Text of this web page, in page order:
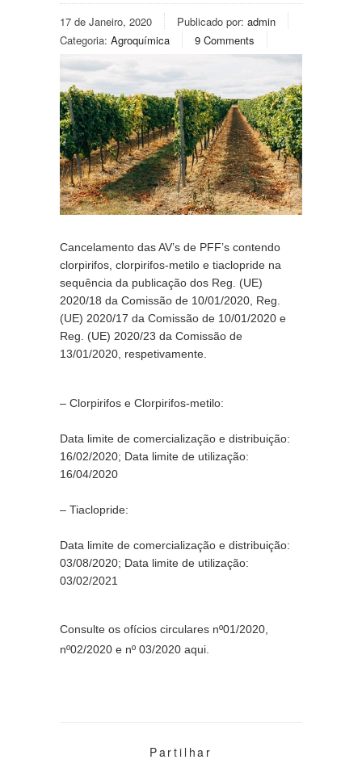
17 de Janeiro, 2020 Publicado por: admin
Categoria: Agroquímica 9 Comments
Cancelamento das AV’s de PFF’s contendo
clorpirifos, clorpirifos-metilo e tiaclopride na
sequência da publicação dos Reg. (UE)
2020/18 da Comissão de 10/01/2020, Reg.
(UE) 2020/17 da Comissão de 10/01/2020 e
Reg. (UE) 2020/23 da Comissão de
13/01/2020, respetivamente.
– Clorpirifos e Clorpirifos-metilo:
Data limite de comercialização e distribuição:
16/02/2020; Data limite de utilização:
16/04/2020
– Tiaclopride:
Data limite de comercialização e distribuição:
03/08/2020; Data limite de utilização:
03/02/2021
Consulte os ofícios circulares nº01/2020,
nº02/2020 e nº 03/2020 aqui.
Partilhar